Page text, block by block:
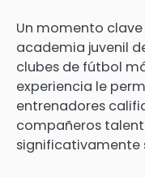
Un momento
academia juvenil
clubes de fútbol
experiencia le
entrenadores
compañeros
significativamente